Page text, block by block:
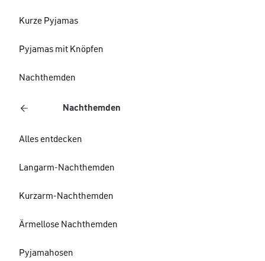
Kurze Pyjamas
Pyjamas mit Knöpfen
Nachthemden
Nachthemden
Alles entdecken
Langarm-Nachthemden
Kurzarm-Nachthemden
Ärmellose Nachthemden
Pyjamahosen